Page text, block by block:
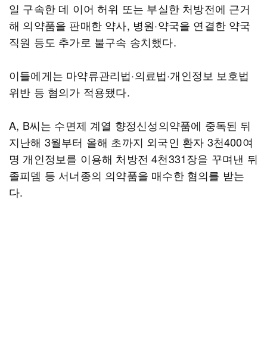
일 구속한 데 이어 허위 또는 부실한 처방전에 근거
해 의약품을 판매한 약사, 병원·약국을 연결한 약국
직원 등도 추가로 불구속 송치했다.
이들에게는 마약류관리법·의료법·개인정보 보호법
위반 등 혐의가 적용됐다.
A, B씨는 수면제 계열 향정신성의약품에 중독된 뒤
지난해 3월부터 올해 초까지 외국인 환자 3천400여
명 개인정보를 이용해 처방전 4천331장을 꾸며낸 뒤
졸피뎀 등 서너종의 의약품을 매수한 혐의를 받는
다.